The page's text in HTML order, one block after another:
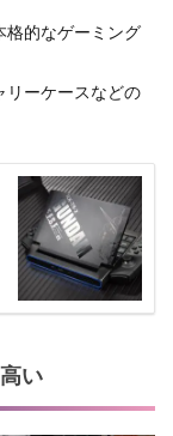
格的なゲーミング
リーケースなどの
い